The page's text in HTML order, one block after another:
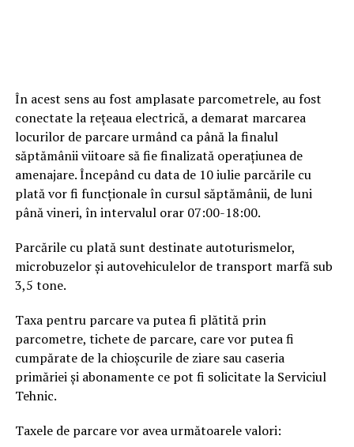
În acest sens au fost amplasate parcometrele, au fost
conectate la rețeaua electrică, a demarat marcarea
locurilor de parcare urmând ca până la finalul
săptămânii viitoare să fie finalizată operațiunea de
amenajare. Începând cu data de 10 iulie parcările cu
plată vor fi funcționale în cursul săptămânii, de luni
până vineri, în intervalul orar 07:00-18:00.
Parcările cu plată sunt destinate autoturismelor,
microbuzelor și autovehiculelor de transport marfă sub
3,5 tone.
Taxa pentru parcare va putea fi plătită prin
parcometre, tichete de parcare, care vor putea fi
cumpărate de la chioșcurile de ziare sau caseria
primăriei și abonamente ce pot fi solicitate la Serviciul
Tehnic.
Taxele de parcare vor avea următoarele valori: